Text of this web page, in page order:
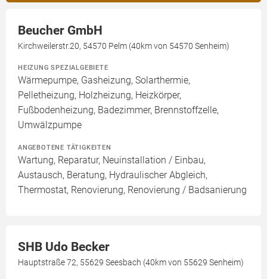
Beucher GmbH
Kirchweilerstr.20, 54570 Pelm (40km von 54570 Senheim)
HEIZUNG SPEZIALGEBIETE
Wärmepumpe, Gasheizung, Solarthermie,
Pelletheizung, Holzheizung, Heizkörper,
Fußbodenheizung, Badezimmer, Brennstoffzelle,
Umwälzpumpe
ANGEBOTENE TÄTIGKEITEN
Wartung, Reparatur, Neuinstallation / Einbau,
Austausch, Beratung, Hydraulischer Abgleich,
Thermostat, Renovierung, Renovierung / Badsanierung
SHB Udo Becker
Hauptstraße 72, 55629 Seesbach (40km von 55629 Senheim)